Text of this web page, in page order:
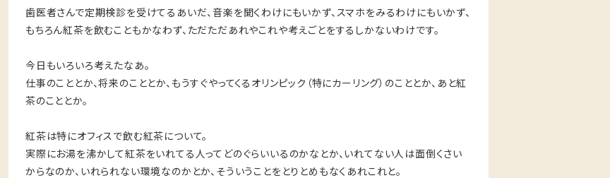
歯医者さんで定期検診を受けてるあいだ、音楽を聞くわけにもいかず、スマホをみるわけにもいかず、
もちろん紅茶を飲むこともかなわず、ただただあれやこれや考えごとをするしかないわけです。
今日もいろいろ考えたなあ。
仕事のこととか、将来のこととか、もうすぐやってくるオリンピック（特にカーリング）のこととか、あと紅
茶のこととか。
紅茶は特にオフィスで飲む紅茶について。
実際にお湯を沸かして紅茶をいれてる人ってどのぐらいいるのかなとか、いれてない人は面倒くさい
からなのか、いれられない環境なのかとか、そういうことをとりとめもなくあれこれと。